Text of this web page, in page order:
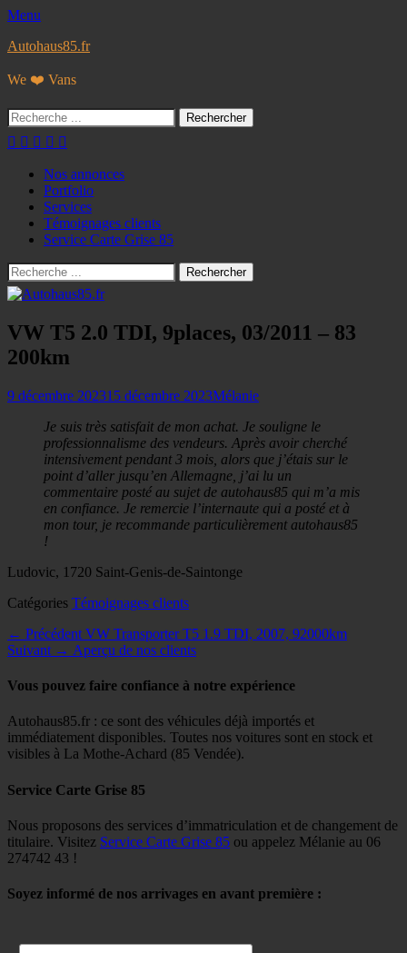
Menu
Autohaus85.fr
We ❤️ Vans
Rechercher :
Facebook
Googleplus
E- Instagram
Menu
principal
Aller
contenu
Nos annonces
Portfolio
Services
Témoignages clients
Service Carte Grise 85
Recherche
Rechercher :
VW T5 2.0 TDI, 9places, 03/2011 – 83
200km
Posted
9 décembre 202315 décembre 2023Author
Mélanie
Je suis très satisfait de mon achat. Je souligne le
professionnalisme des vendeurs. Après avoir cherché
intensivement pendant 3 mois, alors que j’étais sur le
point d’aller jusqu’en Allemagne, j’ai lu un
commentaire posté au sujet de autohaus85 qui m’a mis
en confiance. Je remercie l’internaute qui a posté et à
mon tour, je recommande particulièrement autohaus85
!
Ludovic, 1720 Saint-Genis-de-Saintonge
Catégories Témoignages clients
Navigation
de
l’article
← Précédent Article
précédent :
VW Transporter T5 1.9 TDI, 2007, 92000km
Suivant → Article
Aperçu de nos clients
Vous pouvez faire confiance à notre expérience
Autohaus85.fr : ce sont des véhicules déjà importés et
immédiatement disponibles. Toutes nos voitures sont en stock et
visibles à La Mothe-Achard (85 Vendée).
Service Carte Grise 85
Nous proposons des services d’immatriculation et de changement de
titulaire. Visitez Service Carte Grise 85 ou appelez Mélanie au 06
274742 43 !
Soyez informé de nos arrivages en avant première :